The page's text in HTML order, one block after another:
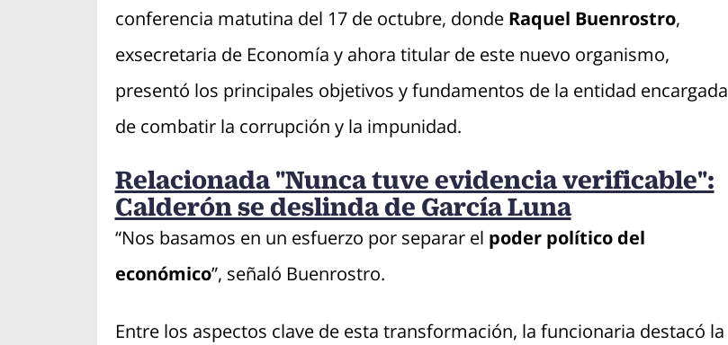
conferencia matutina del 17 de octubre, dondeRaquel Buenrostro,
exsecretaria de Economía y ahora titular de este nuevo organismo,
presentó los principales objetivos y fundamentos de la entidad encargada
de combatir la corrupción y la impunidad.
Relacionada "Nunca tuve evidencia verificable":
Calderón se deslinda de García Luna
“Nos basamos en un esfuerzo por separar el poder político del
económico”, señaló Buenrostro.
Entre los aspectos clave de esta transformación, la funcionaria destacó la